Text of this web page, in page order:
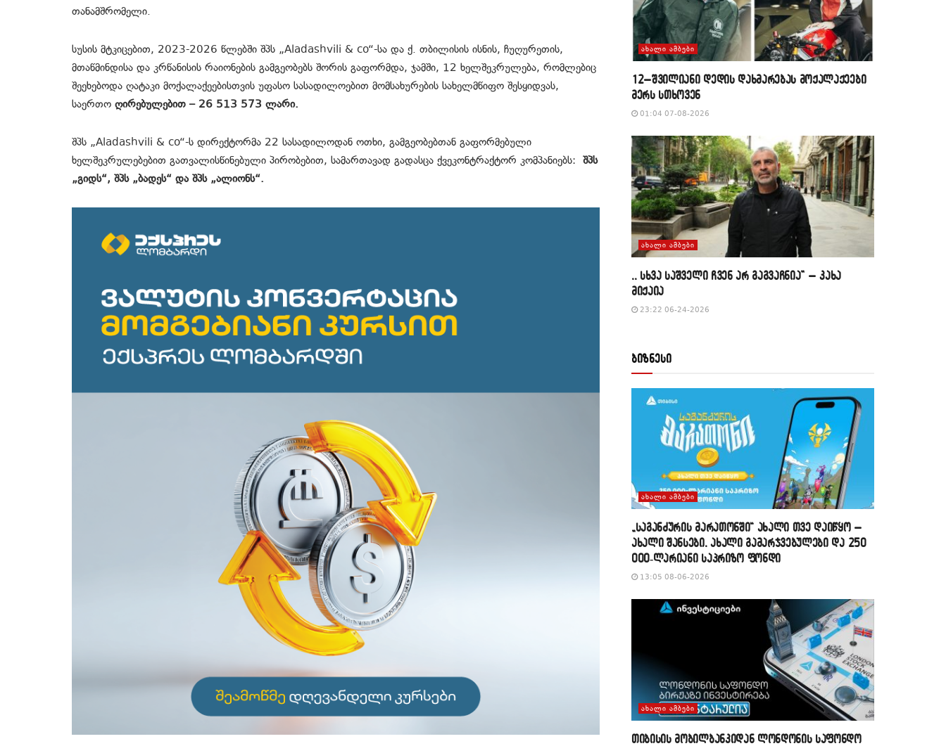
თანამშრომელი.
სუსის მტკიცებით, 2023-2026 წლებში შპს „Aladashvili & co“-სა და ქ. თბილისის ისნის, ჩუღურეთის,
მთაწმინდისა და კრწანისის რაიონების გამგეობებს შორის გაფორმდა, ჯამში, 12 ხელშეკრულება, რომლებიც
შეეხებოდა ღატაკი მოქალაქეებისთვის უფასო სასადილოებით მომსახურების სახელმწიფო შესყიდვას,
საერთო ღირებულებით – 26 513 573 ლარი.
შპს „Aladashvili & co“-ს დირექტორმა 22 სასადილოდან ოთხი, გამგეობებთან გაფორმებული
ხელშეკრულებებით გათვალისწინებული პირობებით, სამართავად გადასცა ქვეკონტრაქტორ კომპანიებს: შპს
„გიდს“, შპს „ბადეს“ და შპს „ალიონს“.
ᲐᲮᲐᲚᲘ ᲐᲛᲑᲔᲑᲘ
12–შვილიანი დედის დახმარებას მოქალაქეები
მერს სთხოვენ
01:04 07-08-2026
ᲐᲮᲐᲚᲘ ᲐᲛᲑᲔᲑᲘ
,, სხვა საშველი ჩვენ არ გაგვაჩნია” – კახა
მიქაია
23:22 06-24-2026
ბიზნესი
ᲐᲮᲐᲚᲘ ᲐᲛᲑᲔᲑᲘ
„საგანძურის მარათონში“ ახალი თვე დაიწყო –
ახალი შანსები, ახალი გამარჯვებულები და 250
000-ლარიანი საპრიზო ფონდი
13:05 08-06-2026
ᲐᲮᲐᲚᲘ ᲐᲛᲑᲔᲑᲘ
თიბისის მობილბანკიდან ლონდონის საფონდო